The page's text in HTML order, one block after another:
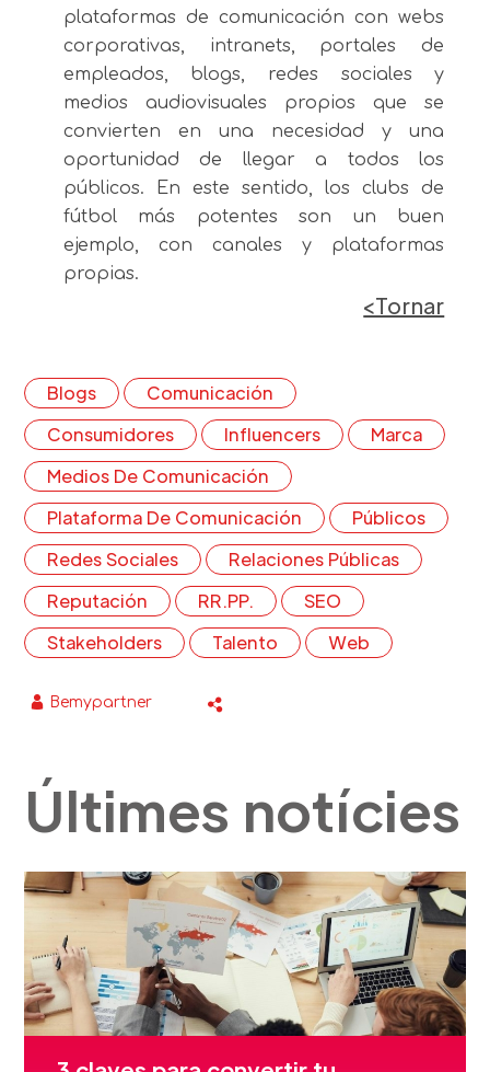
plataformas de comunicación con webs
corporativas, intranets, portales de
empleados, blogs, redes sociales y
medios audiovisuales propios que se
convierten en una necesidad y una
oportunidad de llegar a todos los
públicos. En este sentido, los clubs de
fútbol más potentes son un buen
ejemplo, con canales y plataformas
propias.
<Tornar
Blogs
Comunicación
Consumidores
Influencers
Marca
Medios De Comunicación
Plataforma De Comunicación
Públicos
Redes Sociales
Relaciones Públicas
Reputación
RR.PP.
SEO
Stakeholders
Talento Web
Bemypartner
Últimes notícies